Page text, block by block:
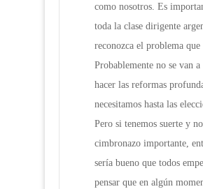
como nosotros. Es
toda la clase dirigente
reconozca el problema que
Probablemente no se van a
hacer las reformas
necesitamos hasta las
Pero si tenemos suerte y
cimbronazo importante,
sería bueno que todos
pensar que en algún